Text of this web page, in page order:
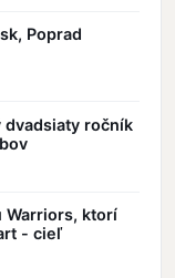
Poprad
ročník
Warriors, ktorí
- cieľ